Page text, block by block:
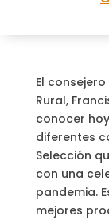
El
Rural,
conocer
diferentes
Selección
con una
pandemia.
mejores